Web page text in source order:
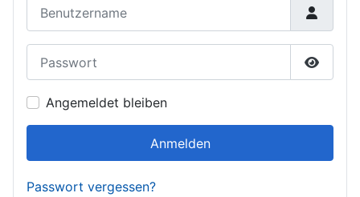
Angemeldet bleiben
Anmelden
Passwort vergessen?